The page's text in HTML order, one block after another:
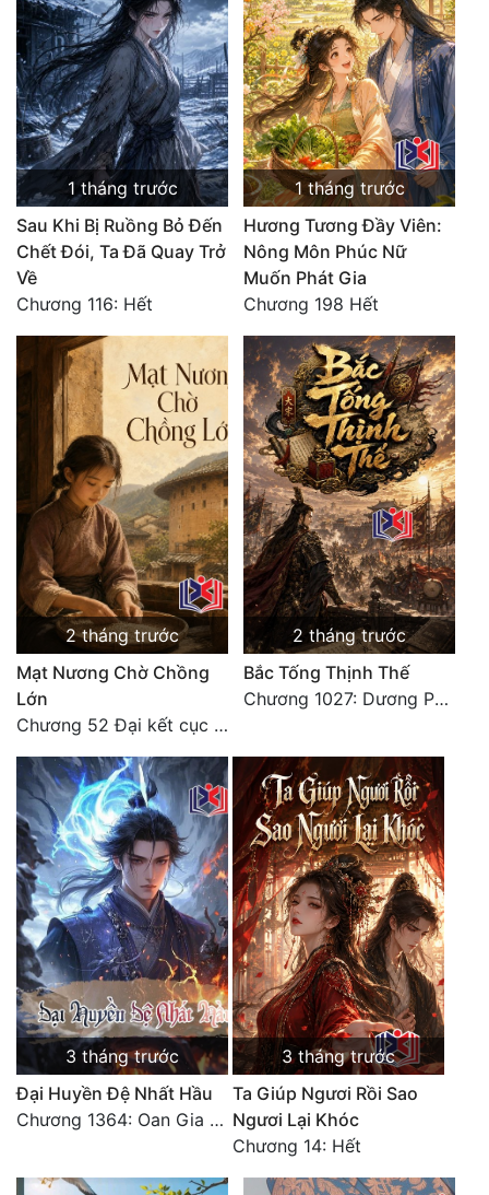
1 tháng trước
Sau Khi Bị Ruồng Bỏ Đến
Chết Đói, Ta Đã Quay Trở
Về
Chương 116: Hết
1 tháng trước
Hương Tương Đầy Viên:
Nông Môn Phúc Nữ
Muốn Phát Gia
Chương 198 Hết
2 tháng trước
Mạt Nương Chờ Chồng
Lớn
Chương 52 Đại kết cục (2)
2 tháng trước
Bắc Tống Thịnh Thế
Chương 1027: Dương Phàm! Viễn Hàng!
3 tháng trước
Đại Huyền Đệ Nhất Hầu
Chương 1364: Oan Gia Ngõ Hẹp
3 tháng trước
Ta Giúp Ngươi Rồi Sao
Ngươi Lại Khóc
Chương 14: Hết